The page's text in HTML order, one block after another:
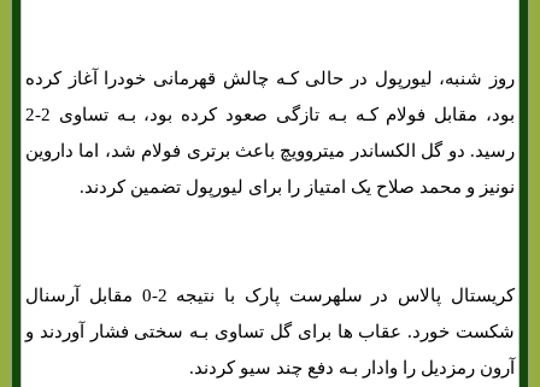
روز شنبه، لیورپول در حالی کـه چالش قهرمانی خودرا آغاز کرده
بود، مقابل فولام کـه بـه تازگی صعود کرده بود، بـه تساوی 2-2
رسید. دو گل الکساندر میتروویچ باعث برتری فولام شد، اما داروین
نونیز و محمد صلاح یک امتیاز را برای لیورپول تضمین کردند.
کریستال پالاس در سلهرست پارک با نتیجه 2-0 مقابل آرسنال
شکست خورد. عقاب ها برای گل تساوی بـه سختی فشار آوردند و
آرون رمزدیل را وادار بـه دفع چند سیو کردند.